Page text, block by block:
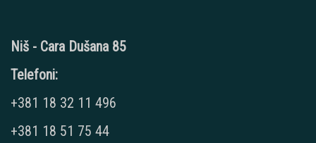
Niš - Cara Dušana 85
Telefoni:
+381 18 32 11 496
+381 18 51 75 44